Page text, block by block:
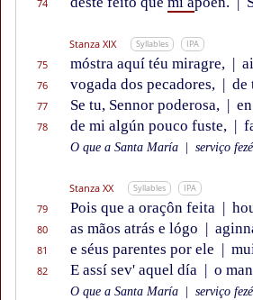
74
Stanza XIX Syllables IPA
75 móstra aquí téu miragre, |
76 vogada dos pecadores, | de
77 Se tu, Sennor poderosa, |
78 de mi algún pouco fuste, |
O que a Santa María serviço
Stanza XX Syllables IPA
79 Pois que a oraçôn feita |
80 as mãos atrás e lógo |
81 e séus parentes por ele |
82 E assí sev' aquel día | o
O que a Santa María serviço